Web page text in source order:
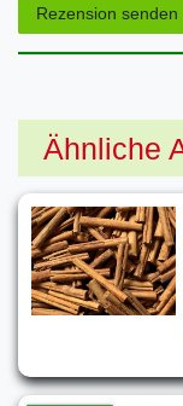
Rezension senden
Ähnliche